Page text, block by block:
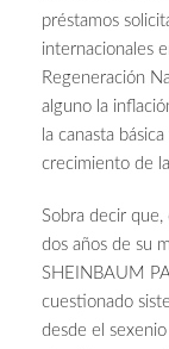
préstamos
internacionales
Regeneración
alguno la
la canasta
crecimiento de
Sobra decir
dos años de su
SHEINBAUM
cuestionado
desde el